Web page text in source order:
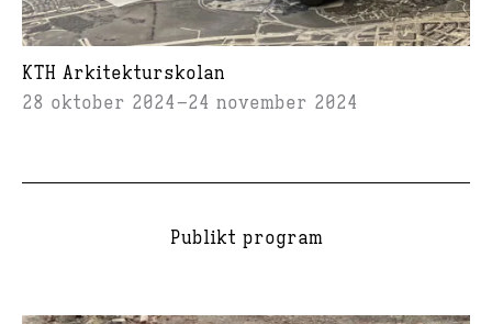
KTH Arkitekturskolan
28 oktober 2024
24 november 2024
Publikt program